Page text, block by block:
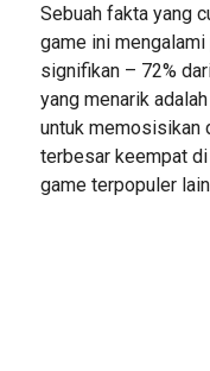
Sebuah fakta yang
game ini mengalami
signifikan – 72%
yang menarik
untuk memosisikan
terbesar keempat
game terpopuler